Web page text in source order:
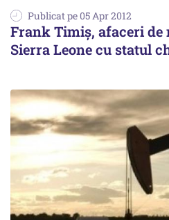
Publicat pe 05 Apr 2012
Frank Timiș, afaceri
Sierra Leone cu statul